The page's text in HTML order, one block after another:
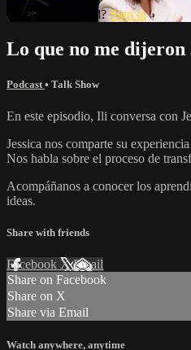
Already registered?Sign in
Lo que no me
Podcast • Talk Show
En este episodio, Ili conversa con
Jessica nos comparte su
Nos habla sobre el proceso de
Acompáñanos a conocer los
ideas.
Share with friends
Facebook XEmail
Share on Facebook
Share on X
Share via Email
Watch anywhere, anytime